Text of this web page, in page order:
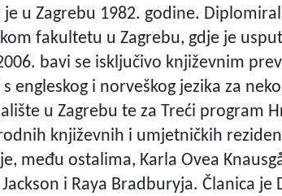
u Zagrebu 1982. godine.
fakultetu u Zagrebu, gdje je
bavi se isključivo književnim
engleskog i norveškog jezika za
u Zagrebu te za Treći program
književnih i umjetničkih
među ostalima, Karla Ovea
i Raya Bradburyja. Članica